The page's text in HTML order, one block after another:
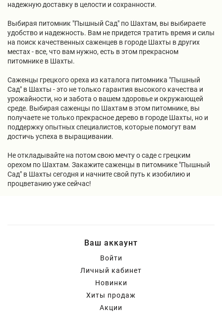
надежную доставку в целости и сохранности.
Выбирая питомник "Пышный Сад" по Шахтам, вы выбираете
удобство и надежность. Вам не придется тратить время и силы
на поиск качественных саженцев в городе Шахты в других
местах - все, что вам нужно, есть в этом прекрасном
питомнике в Шахты.
Саженцы грецкого ореха из каталога питомника "Пышный
Сад" в Шахты - это не только гарантия высокого качества и
урожайности, но и забота о вашем здоровье и окружающей
среде. Выбирая саженцы по Шахтам в этом питомнике, вы
получаете не только прекрасное дерево в городе Шахты, но и
поддержку опытных специалистов, которые помогут вам
достичь успеха в выращивании.
Не откладывайте на потом свою мечту о саде с грецким
орехом по Шахтам. Закажите саженцы в питомнике "Пышный
Сад" в Шахты сегодня и начните свой путь к изобилию и
процветанию уже сейчас!
Ваш аккаунт
Войти
Личный кабинет
Новинки
Хиты продаж
Акции